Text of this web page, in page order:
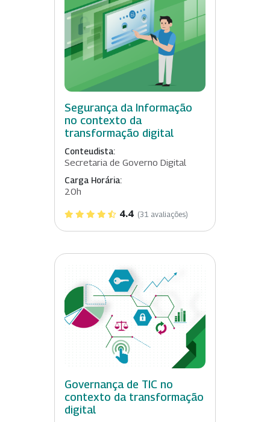
Segurança da Informação
no contexto da
transformação digital
Conteudista:
Secretaria de Governo Digital
Carga Horária:
20h
4.4 (31 avaliações)
Governança de TIC no
contexto da transformação
digital